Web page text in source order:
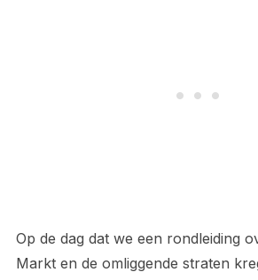
Op de dag dat we een rondleiding
Markt en de omliggende straten